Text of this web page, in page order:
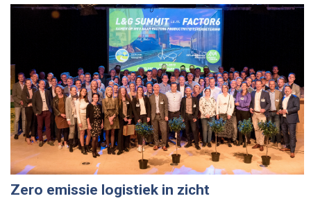
Zero emissie logistiek in zicht